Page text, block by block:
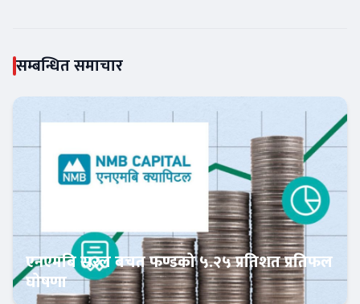
सम्बन्धित समाचार
एनएमबि सरल बचत फण्डको ५.२५ प्रतिशत प्रतिफल
घोषणा